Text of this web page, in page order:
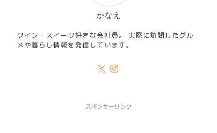
かなえ
ワイン・スイーツ好きな会社員。 実際に訪問したグル
メや暮らし情報を発信しています。
スポンサーリンク